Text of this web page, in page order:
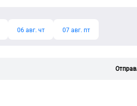
06 авг. чт 07 авг. пт